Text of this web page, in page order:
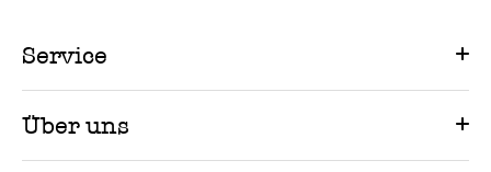
Service
Über uns